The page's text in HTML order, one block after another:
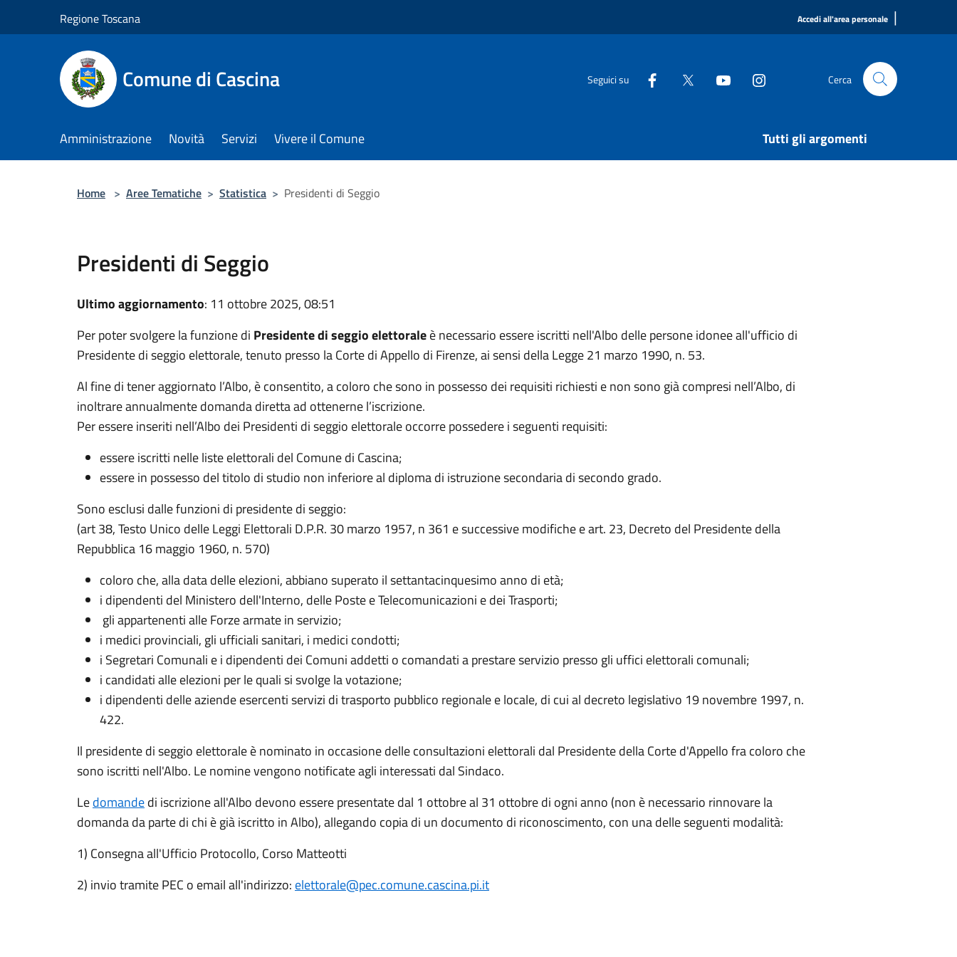
Regione Toscana Accedi all'area personale |
Comune di Cascina Seguici su Cerca
Amministrazione Novità Servizi Vivere il Comune Tutti gli argomenti
Home > Aree Tematiche > Statistica > Presidenti di Seggio
Presidenti di Seggio
Ultimo aggiornamento: 11 ottobre 2025, 08:51
Per poter svolgere la funzione di Presidente di seggio elettoraleè necessario essere iscritti nell'Albo delle persone idonee all'ufficio di
Presidente di seggio elettorale, tenuto presso la Corte di Appello di Firenze, ai sensi della Legge 21 marzo 1990, n. 53.
Al fine di tener aggiornato l’Albo, è consentito, a coloro che sono in possesso dei requisiti richiesti e non sono già compresi nell’Albo, di
inoltrare annualmente domanda diretta ad ottenerne l’iscrizione.
Per essere inseriti nell’Albo dei Presidenti di seggio elettorale occorre possedere i seguenti requisiti:
essere iscritti nelle liste elettorali del Comune di Cascina;
essere in possesso del titolo di studio non inferiore al diploma di istruzione secondaria di secondo grado.
Sono esclusi dalle funzioni di presidente di seggio:
(art 38, Testo Unico delle Leggi Elettorali D.P.R. 30 marzo 1957, n 361 e successive modifiche e art. 23, Decreto del Presidente della
Repubblica 16 maggio 1960, n. 570)
coloro che, alla data delle elezioni, abbiano superato il settantacinquesimo anno di età;
i dipendenti del Ministero dell'Interno, delle Poste e Telecomunicazioni e dei Trasporti;
gli appartenenti alle Forze armate in servizio;
i medici provinciali, gli ufficiali sanitari, i medici condotti;
i Segretari Comunali e i dipendenti dei Comuni addetti o comandati a prestare servizio presso gli uffici elettorali comunali;
i candidati alle elezioni per le quali si svolge la votazione;
i dipendenti delle aziende esercenti servizi di trasporto pubblico regionale e locale, di cui al decreto legislativo 19 novembre 1997, n.
422.
Il presidente di seggio elettorale è nominato in occasione delle consultazioni elettorali dal Presidente della Corte d'Appello fra coloro che
sono iscritti nell'Albo. Le nomine vengono notificate agli interessati dal Sindaco.
Ledomandedi iscrizione all'Albo devono essere presentate dal 1 ottobre al 31 ottobre di ogni anno (non è necessario rinnovare la
domanda da parte di chi è già iscritto in Albo), allegando copia di un documento di riconoscimento, con una delle seguenti modalità:
1) Consegna all'Ufficio Protocollo, Corso Matteotti
2) invio tramite PEC o email all'indirizzo: elettorale@pec.comune.cascina.pi.it